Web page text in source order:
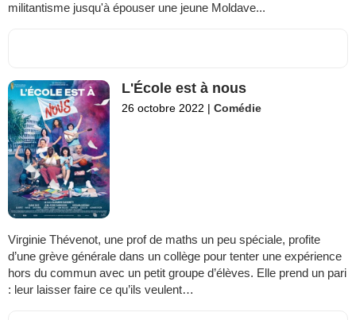
militantisme jusqu'à épouser une jeune Moldave...
L'École est à nous
26 octobre 2022 | Comédie
Virginie Thévenot, une prof de maths un peu spéciale, profite
d’une grève générale dans un collège pour tenter une expérience
hors du commun avec un petit groupe d’élèves. Elle prend un pari
: leur laisser faire ce qu’ils veulent…